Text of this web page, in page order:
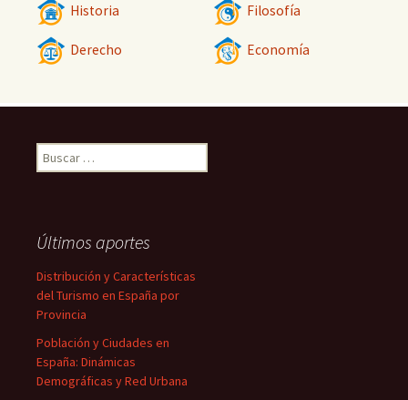
Historia Filosofía
Derecho Economía
Buscar:
Últimos aportes
Distribución y Características
del Turismo en España por
Provincia
Población y Ciudades en
España: Dinámicas
Demográficas y Red Urbana